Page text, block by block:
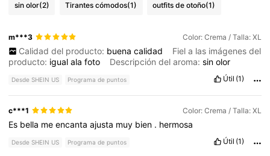
sin olor(2) Tirantes cómodos(1) outfits de otoño(1)
m***3 Color: Crema / Talla: XL
Calidad del producto: buena calidad
Fiel a las imágenes del
producto: igualalafoto Descripción del aroma:sinolor
Desde SHEIN US Programa de puntos Útil (1)
c***1 Color: Crema / Talla: XL
Es bella meencantaajusta muy bien . hermosa
Desde SHEIN US Programa de puntos Útil (1)